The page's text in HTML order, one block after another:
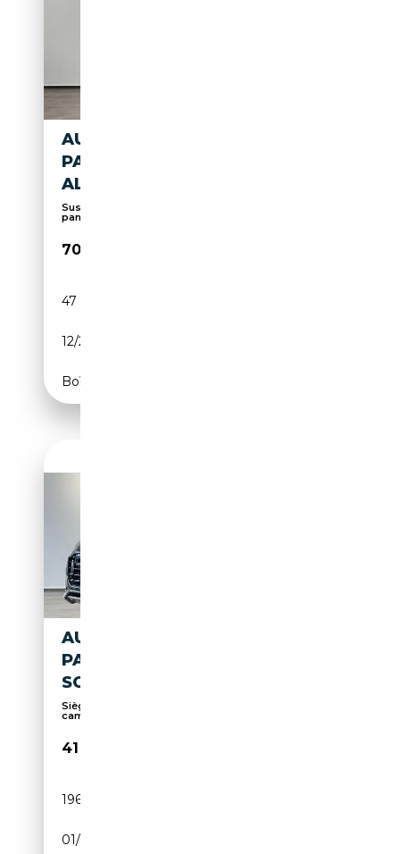
AUDI Q8 50 TDI S LINE BLACK
PANO NACHTS
ALLRADLEN.VOL
Suspension pneumatique, Sièges ventilés, Toit
pano...
70 790€
47 963 km
12/2024
Boîte automatique
AUDI Q8 50 TDI OFF ROAD
PANO BELÜFTUNG/MASSAGE
SOFTC.
Sièges ventilés, Suspension pneumatique, 360°
camé...
41 740€
196 000 km
01/2021